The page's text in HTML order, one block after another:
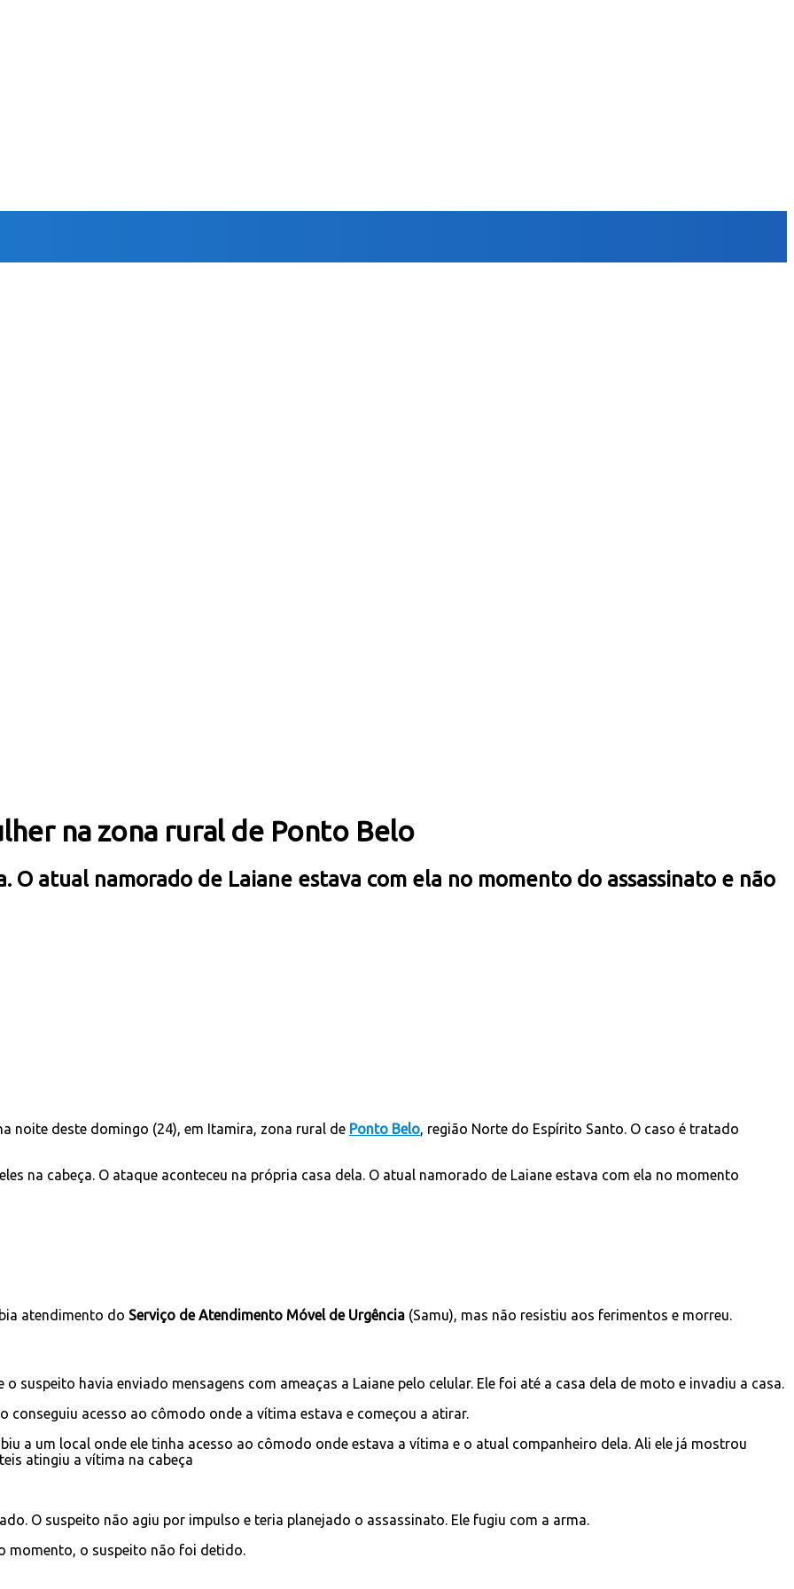
na zona rural de Ponto Belo
O atual namorado de Laiane estava com ela no momento do assassinato e não
noite deste domingo (24), em Itamira, zona rural de Ponto Belo, região Norte do Espírito Santo. O caso é tratado
na cabeça. O ataque aconteceu na própria casa dela. O atual namorado de Laiane estava com ela no momento
atendimento do Serviço de Atendimento Móvel de Urgência (Samu), mas não resistiu aos ferimentos e morreu.
suspeito havia enviado mensagens com ameaças a Laiane pelo celular. Ele foi até a casa dela de moto e invadiu a casa.
conseguiu acesso ao cômodo onde a vítima estava e começou a atirar.
a um local onde ele tinha acesso ao cômodo onde estava a vítima e o atual companheiro dela. Ali ele já mostrou
atingiu a vítima na cabeça
O suspeito não agiu por impulso e teria planejado o assassinato. Ele fugiu com a arma.
momento, o suspeito não foi detido.